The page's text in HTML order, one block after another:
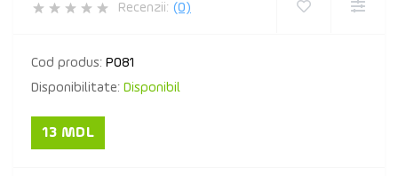
Recenzii: (0)
Cod produs: P081
Disponibilitate: Disponibil
13 MDL